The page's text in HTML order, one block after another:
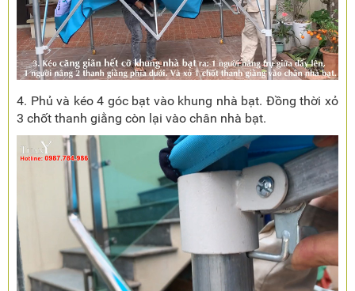
4. Phủ và kéo 4 góc bạt vào khung nhà bạt. Đồng thời xỏ
3 chốt thanh giằng còn lại vào chân nhà bạt.